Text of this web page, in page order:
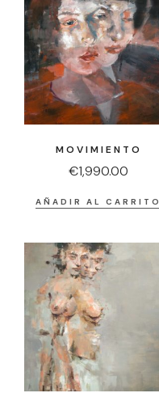
MOVIMIENTO
€1,990.00
AÑADIR AL CARRITO